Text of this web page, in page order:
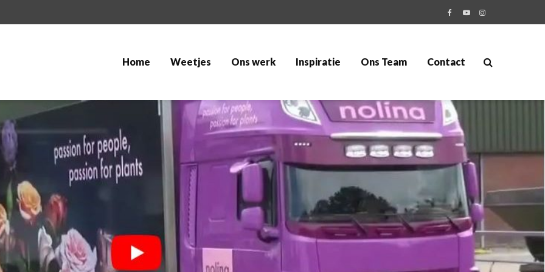
Home Weetjes Ons werk Inspiratie Ons Team Contact